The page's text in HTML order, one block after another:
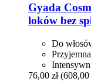
Gyada
loków bez
Do
76,00 zł (608,00